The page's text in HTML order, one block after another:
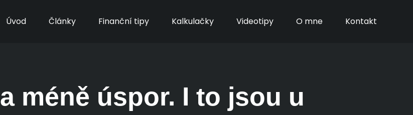
Úvod Články Finanční tipy Kalkulačky Videotipy O mne Kontakt
méně úspor. I to jsou u